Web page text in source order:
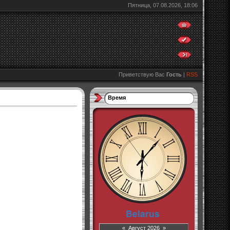
Пятница, 07.08.2026, 18:06
Приветствую Вас Гость | RSS
Время
« Август 2026 »